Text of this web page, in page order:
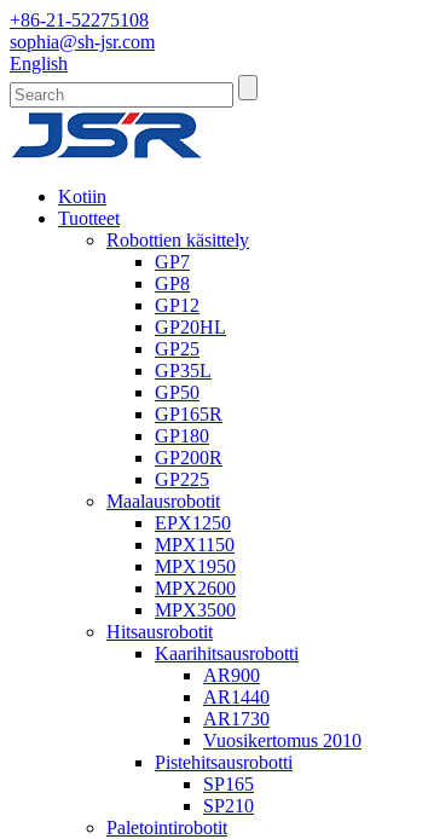
+86-21-52275108
sophia@sh-jsr.com
English
Kotiin
Tuotteet
Robottien käsittely
GP7
GP8
GP12
GP20HL
GP25
GP35L
GP50
GP165R
GP180
GP200R
GP225
Maalausrobotit
EPX1250
MPX1150
MPX1950
MPX2600
MPX3500
Hitsausrobotit
Kaarihitsausrobotti
AR900
AR1440
AR1730
Vuosikertomus 2010
Pistehitsausrobotti
SP165
SP210
Paletointirobotit